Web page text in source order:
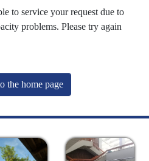
to service your request due to
problems. Please try again
the home page